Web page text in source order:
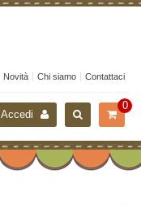
Novità Chi siamo Contattaci
0
Accedi